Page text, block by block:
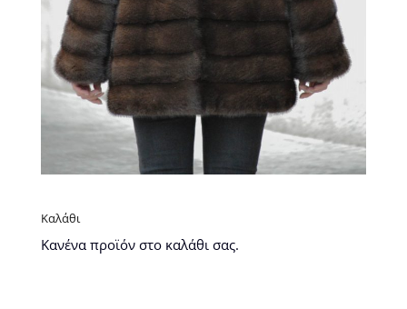
Καλάθι
Κανένα προϊόν στο καλάθι σας.